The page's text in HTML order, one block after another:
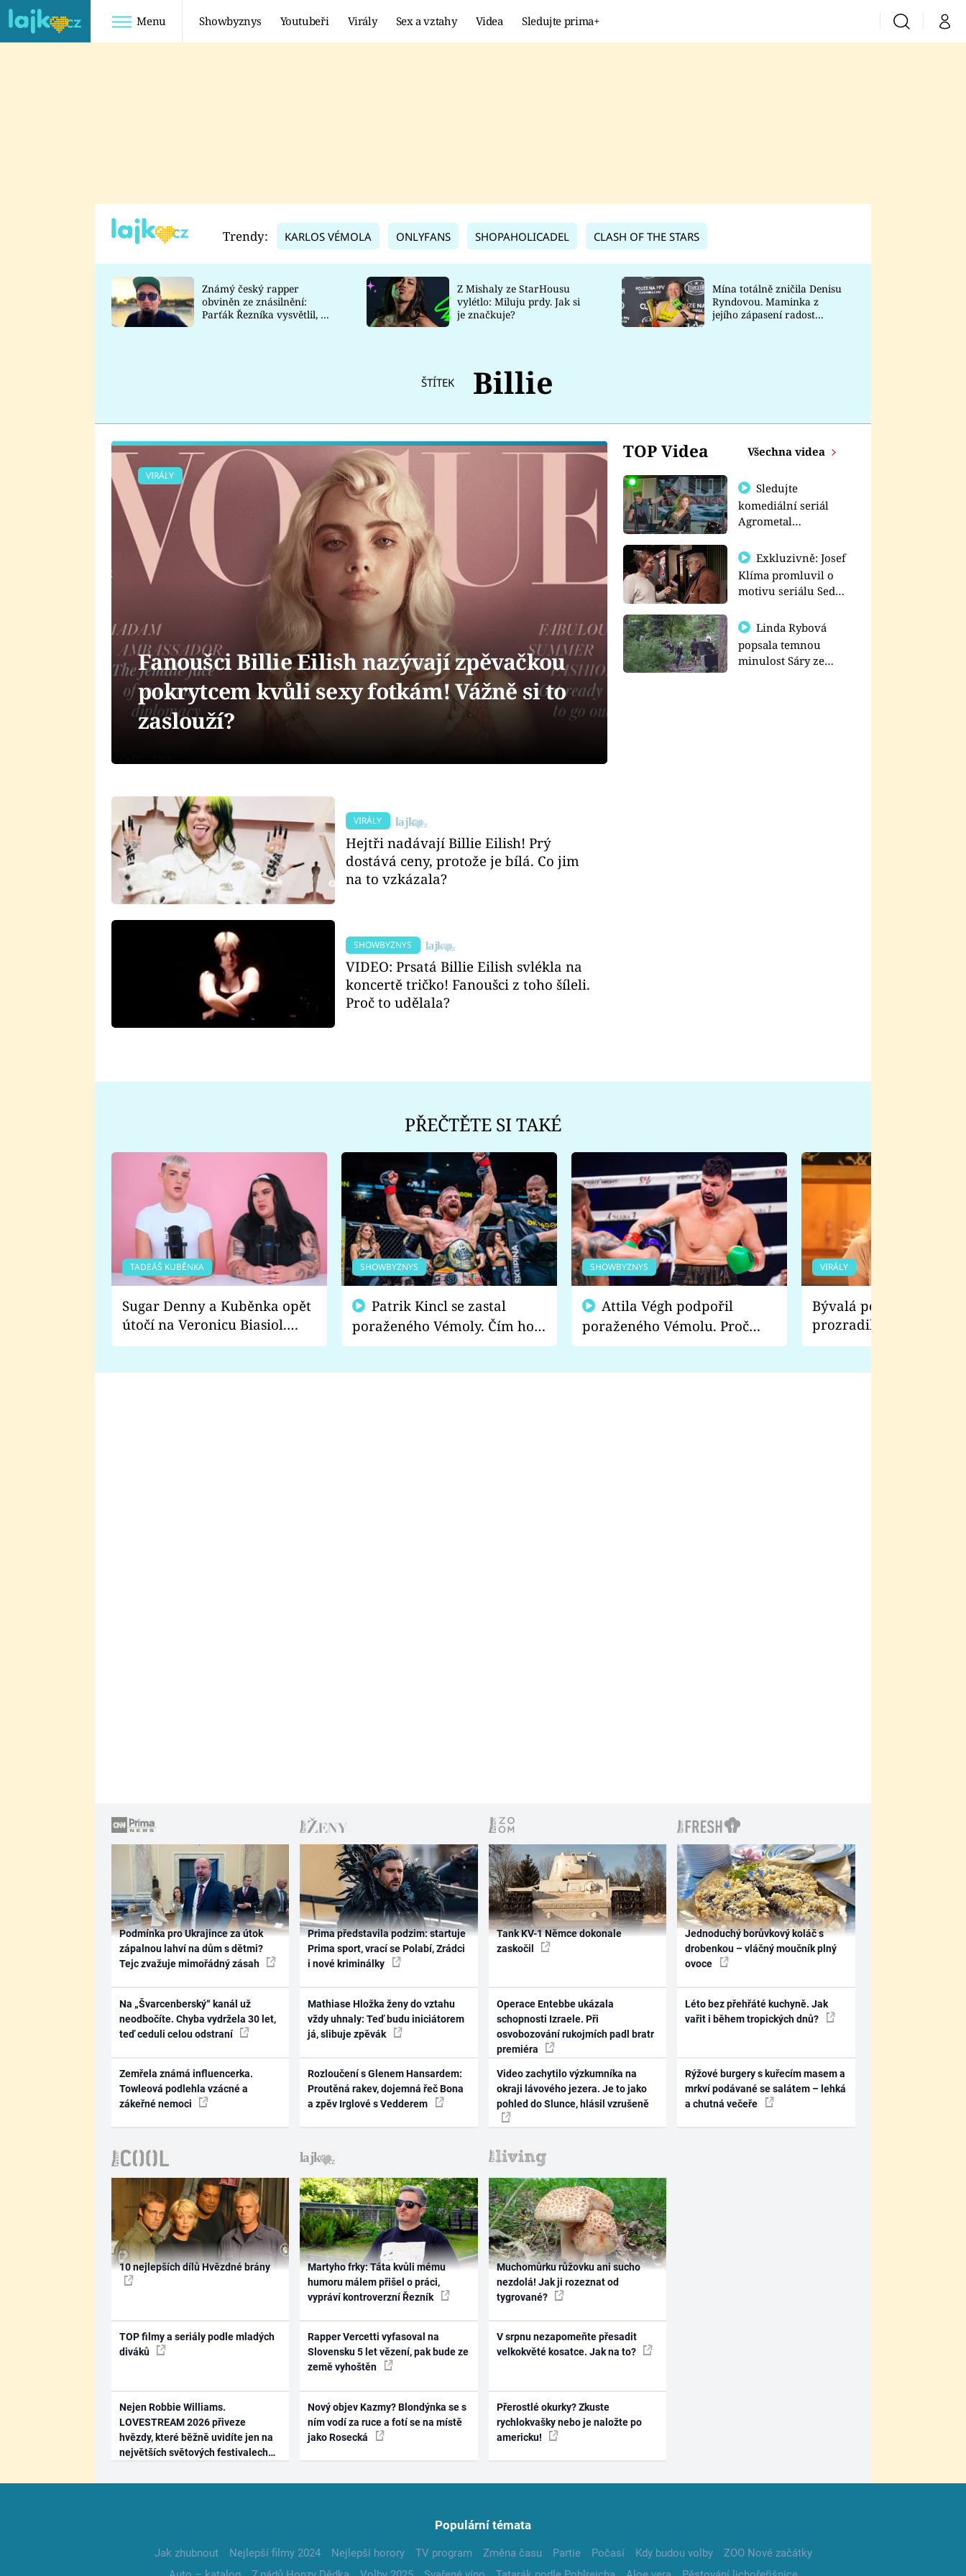
Menu Showbyznys Youtubeři Virály Sex a vztahy Videa Sledujte prima+ VyhledáváníMůj
TADEÁŠ KUBĚNKA
DATEL
Prima Lajk
Sledujte nás
Trendy: KARLOS VÉMOLA ONLYFANS SHOPAHOLICADEL CLASH OF THE STARS
Známý český rapper
obviněn ze znásilnění:
Parťák Řezníka vysvětlil, co
Z Mishaly ze StarHousu
vylétlo: Miluju prdy. Jak si
je značkuje?
Mína totálně zničila Denisu
Ryndovou. Maminka z
jejího zápasení radost
ŠTÍTEK Billie
TOP Videa Všechna videa
Sledujte
komediální seriál
Agrometal
prima+
Exkluzivně: Josef
Klíma promluvil o
motivu seriálu Sedm
Linda Rybová
popsala temnou
minulost Sáry ze
VIRÁLY
Fanoušci Billie Eilish nazývají zpěvačkou
pokrytcem kvůli sexy fotkám! Vážně si to
zaslouží?
VIRÁLY
Hejtři nadávají Billie Eilish! Prý
dostává ceny, protože je bílá. Co jim
na to vzkázala?
SHOWBYZNYS
VIDEO: Prsatá Billie Eilish svlékla na
koncertě tričko! Fanoušci z toho šíleli.
Proč to udělala?
PŘEČTĚTE SI TAKÉ
TADEÁŠ KUBĚNKA
Sugar Denny a Kuběnka opět
útočí na Veronicu Biasiol.
Proč je podle nich falešná a
SHOWBYZNYS
poraženého Vémoly. Čím ho
fanoušci naštvali?
SHOWBYZNYS
poraženého Vémolu. Proč
chce raději zápasit s ním než
VIRÁLY
Bývalá pornoherečka
prozradila, co ji
natáčení Euforie.
Podmínka pro Ukrajince za útok
zápalnou lahví na dům s dětmi?
Tejc zvažuje mimořádný zásah
Na „Švarcenberský“ kanál už
neodbočíte. Chyba vydržela 30 let,
teď ceduli celou odstraní
Zemřela známá influencerka.
Towleová podlehla vzácné a
zákeřné nemoci
Prima představila podzim: startuje
Prima sport, vrací se Polabí, Zrádci
i nové kriminálky
Mathiase Hložka ženy do vztahu
vždy uhnaly: Teď budu iniciátorem
já, slibuje zpěvák
Rozloučení s Glenem Hansardem:
Proutěná rakev, dojemná řeč Bona
a zpěv Irglové s Vedderem
Tank KV-1 Němce dokonale
zaskočil
Operace Entebbe ukázala
schopnosti Izraele. Při
osvobozování rukojmích padl bratr
premiéra
Video zachytilo výzkumníka na
okraji lávového jezera. Je to jako
pohled do Slunce, hlásil vzrušeně
Jednoduchý borůvkový koláč s
drobenkou – vláčný moučník plný
ovoce
Léto bez přehřáté kuchyně. Jak
vařit i během tropických dnů?
Rýžové burgery s kuřecím masem a
mrkví podávané se salátem – lehká
a chutná večeře
10 nejlepších dílů Hvězdné brány
TOP filmy a seriály podle mladých
diváků
Nejen Robbie Williams.
LOVESTREAM 2026 přiveze
hvězdy, které běžně uvidíte jen na
největších světových festivalech
Martyho frky: Táta kvůli mému
humoru málem přišel o práci,
vypráví kontroverzní Řezník
Rapper Vercetti vyfasoval na
Slovensku 5 let vězení, pak bude ze
země vyhoštěn
Nový objev Kazmy? Blondýnka se s
ním vodí za ruce a fotí se na místě
jako Rosecká
Muchomůrku růžovku ani sucho
nezdolá! Jak ji rozeznat od
tygrované?
V srpnu nezapomeňte přesadit
velkokvěté kosatce. Jak na to?
Přerostlé okurky? Zkuste
rychlokvašky nebo je naložte po
americku!
Populární témata
Jak zhubnout Nejlepší filmy 2024 Nejlepší horory TV program Změna času Partie Počasí Kdy budou volby
ZOO Nové začátky